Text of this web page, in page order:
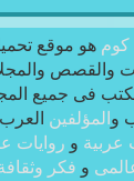
هو موقع
والقصص
فى جميع
و المؤلفين
عربية و روايات
و فكر